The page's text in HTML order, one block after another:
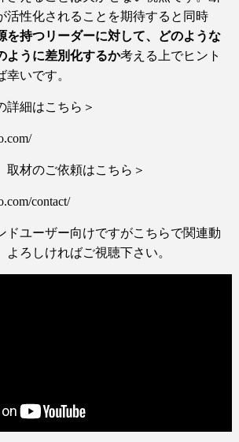
活性化されることを期待すると同時
を持つリーダーに対して、どのような
ように差別化するか考える上でヒント
いです。
詳細はこちら＞
取材のご依頼はこちら＞
contact/
ドユーザー向けですがこちらで関連動
ろしければご視聴下さい。